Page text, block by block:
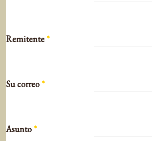
Remitente *
Su correo *
Asunto *